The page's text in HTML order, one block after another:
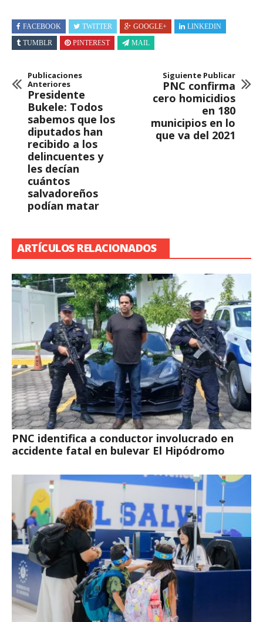
FACEBOOK TWITTER GOOGLE+
LINKEDIN
TUMBLR
PINTEREST MAIL
Publicaciones
Anteriores
Presidente
Bukele: Todos
sabemos que los
diputados han
recibido a los
delincuentes y
les decían
cuántos
salvadoreños
podían matar
Siguiente Publicar
PNC confirma
cero homicidios
en 180
municipios en lo
que va del 2021
ARTÍCULOS RELACIONADOS
PNC identifica a conductor involucrado en
accidente fatal en bulevar El Hipódromo